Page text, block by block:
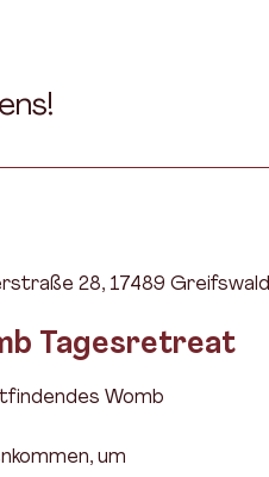
28, 17489 Greifswald
Tagesretreat
Womb
um